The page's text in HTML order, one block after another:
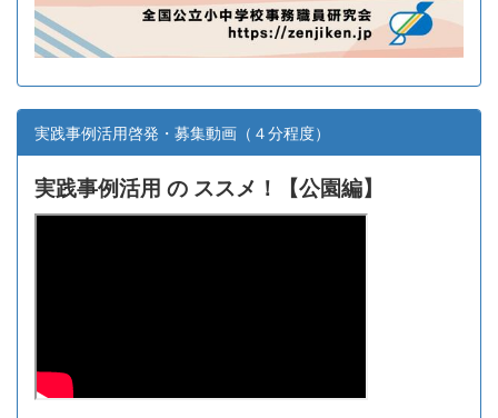
実践事例活用啓発・募集動画（４分程度）
実践事例活用 の ススメ！【公園編】